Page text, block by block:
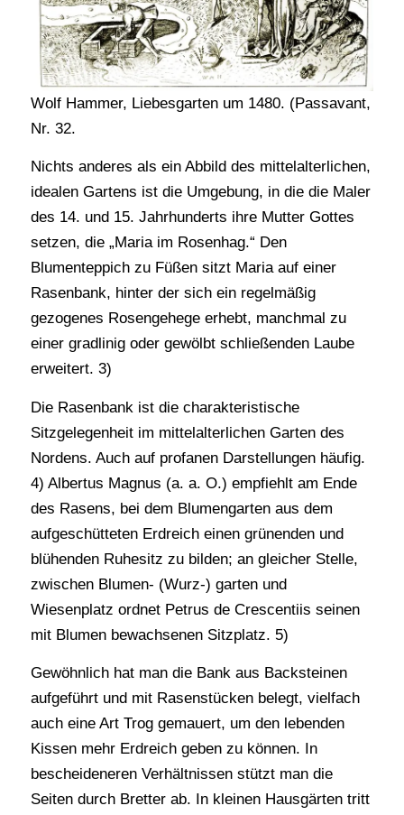
Wolf Hammer, Liebesgarten um 1480. (Passavant,
Nr. 32.
Nichts anderes als ein Abbild des mittelalterlichen,
idealen Gartens ist die Umgebung, in die die Maler
des 14. und 15. Jahrhunderts ihre Mutter Gottes
setzen, die „Maria im Rosenhag.“ Den
Blumenteppich zu Füßen sitzt Maria auf einer
Rasenbank, hinter der sich ein regelmäßig
gezogenes Rosengehege erhebt, manchmal zu
einer gradlinig oder gewölbt schließenden Laube
erweitert. 3)
Die Rasenbank ist die charakteristische
Sitzgelegenheit im mittelalterlichen Garten des
Nordens. Auch auf profanen Darstellungen häufig.
4) Albertus Magnus (a. a. O.) empfiehlt am Ende
des Rasens, bei dem Blumengarten aus dem
aufgeschütteten Erdreich einen grünenden und
blühenden Ruhesitz zu bilden; an gleicher Stelle,
zwischen Blumen- (Wurz-) garten und
Wiesenplatz ordnet Petrus de Crescentiis seinen
mit Blumen bewachsenen Sitzplatz. 5)
Gewöhnlich hat man die Bank aus Backsteinen
aufgeführt und mit Rasenstücken belegt, vielfach
auch eine Art Trog gemauert, um den lebenden
Kissen mehr Erdreich geben zu können. In
bescheideneren Verhältnissen stützt man die
Seiten durch Bretter ab. In kleinen Hausgärten tritt